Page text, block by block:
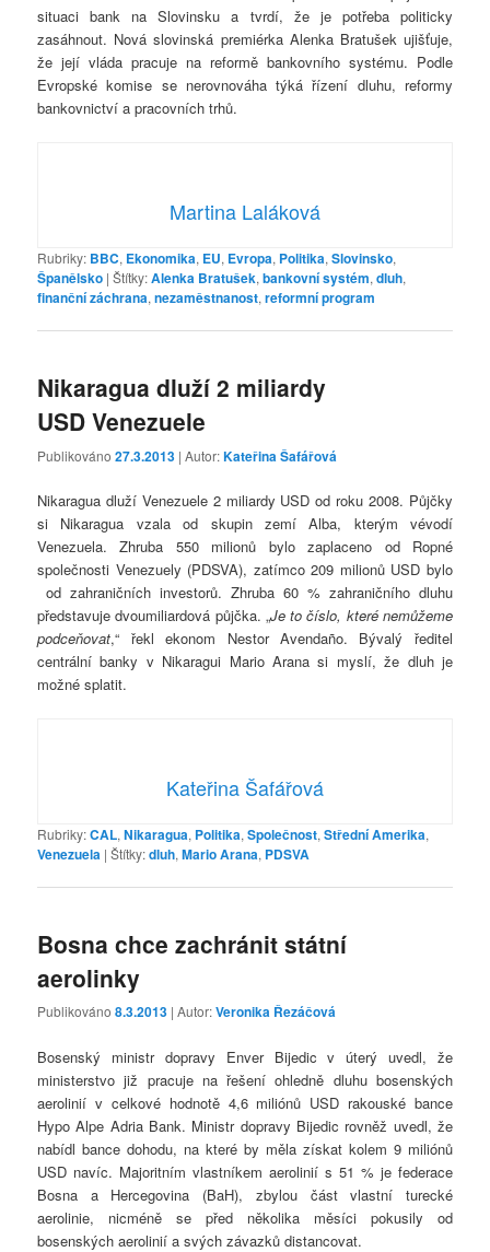
situaci bank na Slovinsku a tvrdí, že je potřeba politicky
zasáhnout. Nová slovinská premiérka Alenka Bratušek ujišťuje,
že její vláda pracuje na reformě bankovního systému. Podle
Evropské komise se nerovnováha týká řízení dluhu, reformy
bankovnictví a pracovních trhů.
Martina Laláková
Rubriky: BBC, Ekonomika, EU, Evropa, Politika,Slovinsko,
Španělsko |Štítky:Alenka Bratušek,bankovní systém,dluh,
finanční záchrana,nezaměstnanost,reformní program
Nikaragua dluží 2 miliardy
USD Venezuele
Publikováno27.3.2013 | Autor:Kateřina Šafářová
Nikaragua dluží Venezuele 2 miliardy USD od roku 2008. Půjčky
si Nikaragua vzala od skupin zemí Alba, kterým vévodí
Venezuela. Zhruba 550 milionů bylo zaplaceno od Ropné
společnosti Venezuely (PDSVA), zatímco 209 milionů USD bylo
od zahraničních investorů. Zhruba 60 % zahraničního dluhu
představuje dvoumiliardová půjčka. „Je to číslo, které nemůžeme
podceňovat,“ řekl ekonom Nestor Avendaño. Bývalý ředitel
centrální banky v Nikaragui Mario Arana si myslí, že dluh je
možné splatit.
Kateřina Šafářová
Rubriky:CAL,Nikaragua, Politika,Společnost,Střední Amerika,
Venezuela |Štítky:dluh,Mario Arana, PDSVA
Bosna chce zachránit státní
aerolinky
Publikováno8.3.2013 | Autor:Veronika Řezáčová
Bosenský ministr dopravy Enver Bijedic v úterý uvedl, že
ministerstvo již pracuje na řešení ohledně dluhu bosenských
aerolinií v celkové hodnotě 4,6 miliónů USD rakouské bance
Hypo Alpe Adria Bank. Ministr dopravy Bijedic rovněž uvedl, že
nabídl bance dohodu, na které by měla získat kolem 9 miliónů
USD navíc. Majoritním vlastníkem aerolinií s 51 % je federace
Bosna a Hercegovina (BaH), zbylou část vlastní turecké
aerolinie, nicméně se před několika měsíci pokusily od
bosenských aerolinií a svých závazků distancovat.